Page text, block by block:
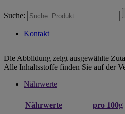
Suche:
Kontakt
Die Abbildung zeigt ausgewählte
Alle Inhaltsstoffe finden Sie auf der
Nährwerte
Nährwerte pro 100g